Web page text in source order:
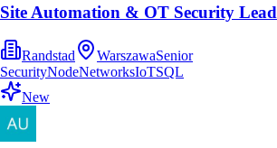
Site Automation & OT Security Lead
Randstad WarszawaSenior
SecurityNodeNetworksIoTSQL
New